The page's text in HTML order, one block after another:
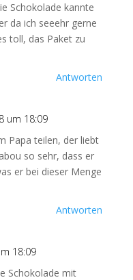
Schokolade kannte
da ich seeehr gerne
toll, das Paket zu
Antworten
um 18:09
Papa teilen, der liebt
so sehr, dass er
er bei dieser Menge
Antworten
18:09
Schokolade mit